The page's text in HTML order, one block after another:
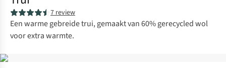
7 review
Een warme gebreide trui, gemaakt van 60% gerecycled wol
voor extra warmte.